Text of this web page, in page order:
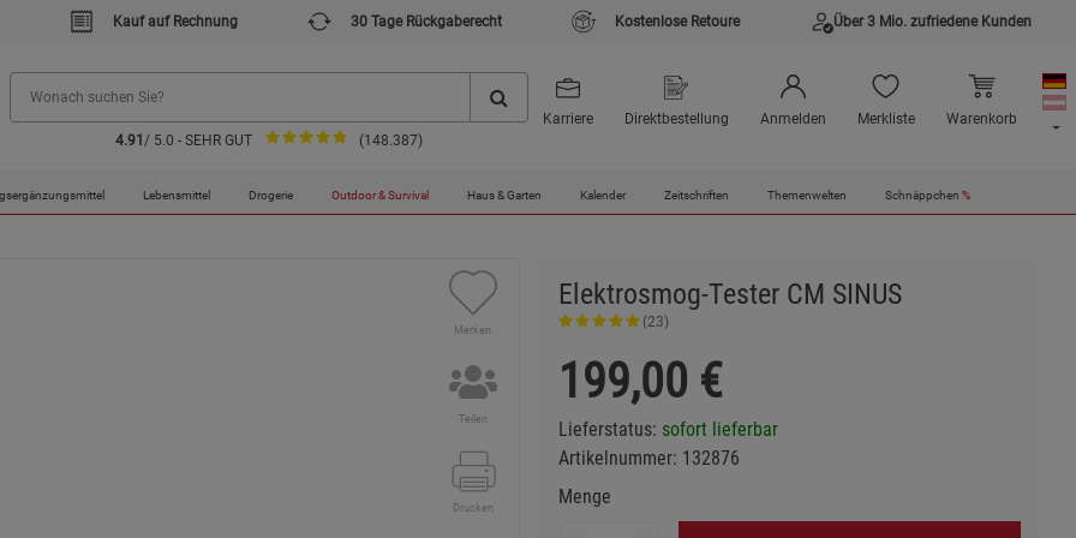
Kauf auf Rechnung 30 Tage Rückgaberecht Kostenlose Retoure Über 3 Mio. zufriedene Kunden
4.91 / 5.0 - SEHR GUT (148.387)
Karriere Direktbestellung Anmelden Merkliste Warenkorb
Lebensmittel Drogerie Outdoor & Survival Haus & Garten Kalender Zeitschriften Themenwelten Schnäppchen %
Tester CM SINUS
Merken
Teilen
Drucken
Elektrosmog-Tester CM SINUS
(23)
199,00 €
Lieferstatus: sofort lieferbar
Artikelnummer: 132876
Menge